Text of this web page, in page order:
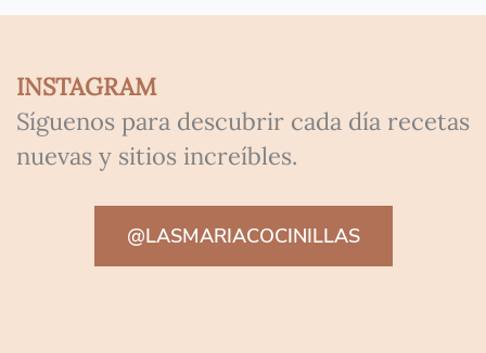
INSTAGRAM
Síguenos para descubrir cada día recetas
nuevas y sitios increíbles.
@LASMARIACOCINILLAS